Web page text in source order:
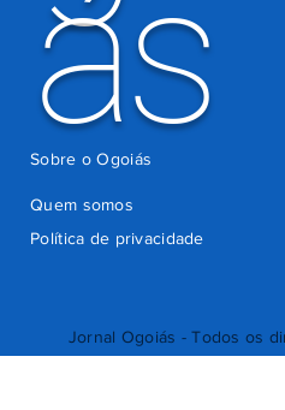
Jornal Ogoiás - Todos os
ás
Quem somos
Política de privacidade
Sobre o Ogoiás